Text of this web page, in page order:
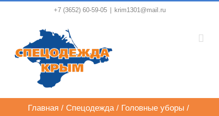
+7 (3652) 60-59-05 krim1301@mail.ru
Главная / Спецодежда / Головные уборы /